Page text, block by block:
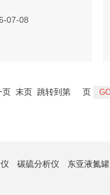
07-08
页 末页 跳转到第 页
碳硫分析仪 东亚液氮罐